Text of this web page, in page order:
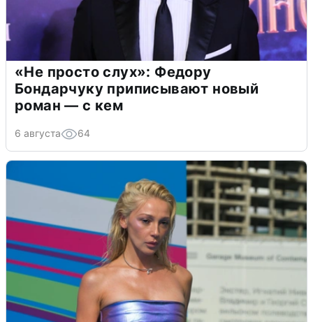
«Не просто слух»: Федору
Бондарчуку приписывают новый
роман — с кем
6 августа 64